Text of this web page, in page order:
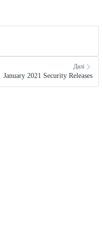
Далі
January 2021 Security Releases